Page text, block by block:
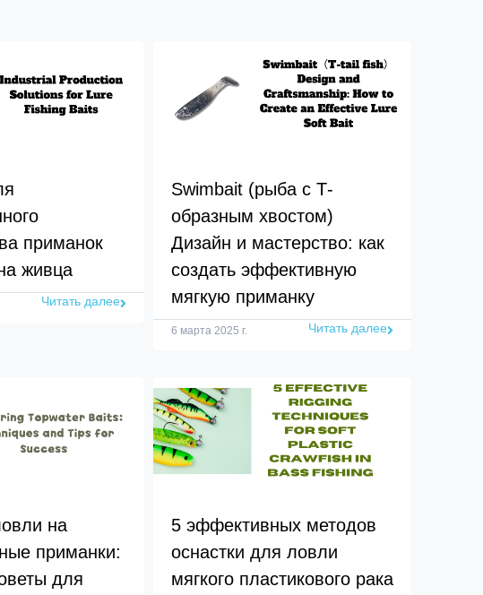
приманок
живца
Читать далее
Swimbait (рыба с Т-
образным хвостом)
Дизайн и мастерство: как
создать эффективную
мягкую приманку
6 марта 2025 г. Читать далее
на
приманки:
для
5 эффективных методов
оснастки для ловли
мягкого пластикового рака